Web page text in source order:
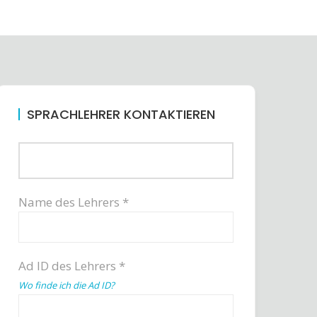
SPRACHLEHRER KONTAKTIEREN
Name des Lehrers *
Ad ID des Lehrers *
Wo finde ich die Ad ID?